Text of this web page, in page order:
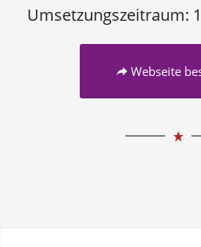
Umsetzungszeitraum:
Webseite